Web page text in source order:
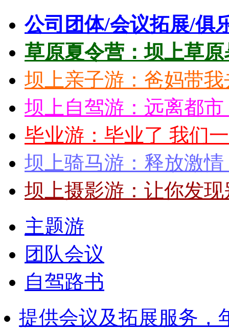
公司团体/会议拓展/俱
草原夏令营：坝上草
坝上亲子游：爸妈带
坝上自驾游：远离都
毕业游：毕业了 我们
坝上骑马游：释放激
坝上摄影游：让你发
主题游
团队会议
自驾路书
提供会议及拓展服务，